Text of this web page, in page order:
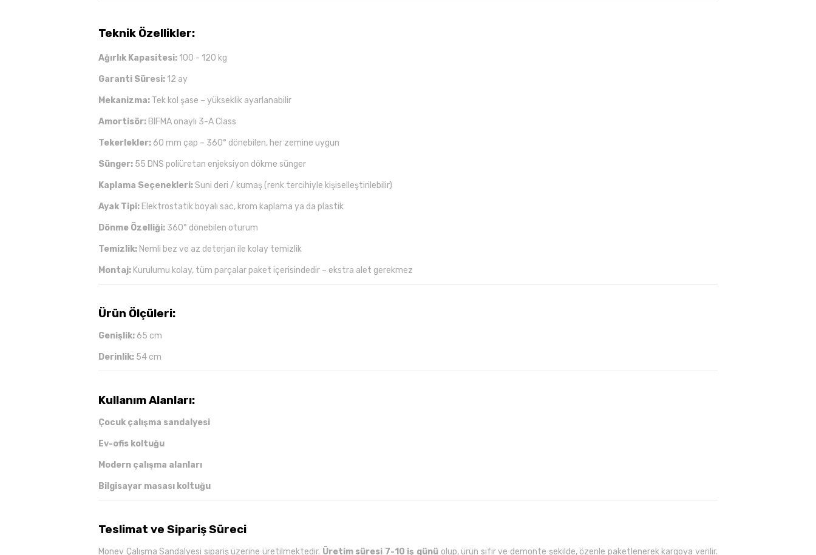
Teknik Özellikler:
Ağırlık Kapasitesi: 100 - 120 kg
Garanti Süresi: 12 ay
Mekanizma: Tek kol şase – yükseklik ayarlanabilir
Amortisör: BIFMA onaylı 3-A Class
Tekerlekler: 60 mm çap – 360° dönebilen, her zemine uygun
Sünger: 55 DNS poliüretan enjeksiyon dökme sünger
Kaplama Seçenekleri:Suni deri / kumaş (renk tercihiyle kişiselleştirilebilir)
Ayak Tipi: Elektrostatik boyalı sac, krom kaplama ya da plastik
Dönme Özelliği: 360° dönebilen oturum
Temizlik: Nemli bez ve az deterjan ile kolay temizlik
Montaj: Kurulumu kolay, tüm parçalar paket içerisindedir – ekstra alet gerekmez
Ürün Ölçüleri:
Genişlik: 65 cm
Derinlik: 54 cm
Kullanım Alanları:
Çocuk çalışma sandalyesi
Ev-ofis koltuğu
Modern çalışma alanları
Bilgisayar masası koltuğu
Teslimat ve Sipariş Süreci
Monev Çalışma Sandalyesi sipariş üzerine üretilmektedir. Üretim süresi 7-10 iş günü olup, ürün sıfır ve demonte şekilde, özenle paketlenerek kargoya verilir.